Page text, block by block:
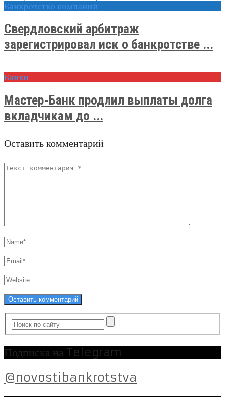
Банкротство компаний
Свердловский арбитраж
зарегистрировал иск о банкротстве ...
Банки
​Мастер-Банк продлил выплаты долга
вкладчикам до ...
Оставить комментарий
Подписка на Telegram
@novostibankrotstva